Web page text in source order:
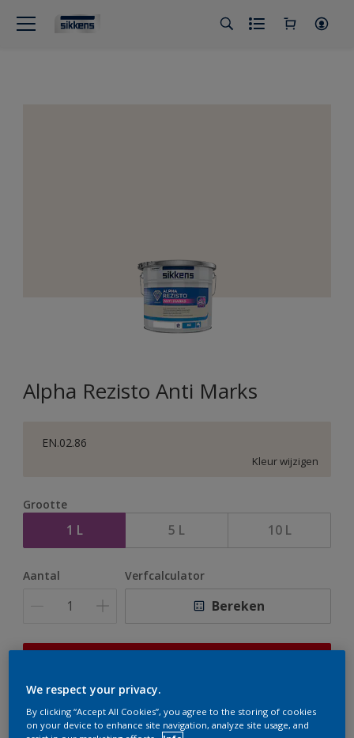
Alpha Rezisto Anti Marks
EN.02.86
Kleur wijzigen
Grootte
1 L 5 L 10 L
Aantal Verfcalculator
Bereken
er hard aan om de voorraad aan te vullen.
We respect your privacy.
By clicking “Accept All Cookies”, you agree to the storing of cookies
on your device to enhance site navigation, analyze site usage, and